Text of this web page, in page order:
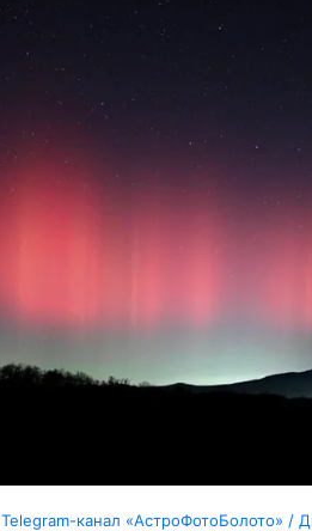
Telegram-канал «АстроФотоБолото» /